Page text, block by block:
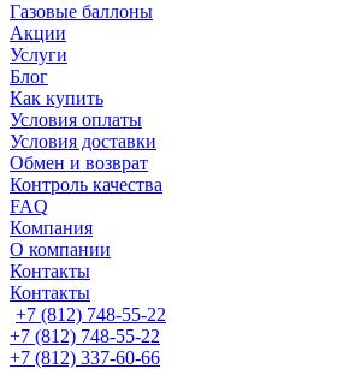
Газовые баллоны
Акции
Услуги
Блог
Как купить
Условия оплаты
Условия доставки
Обмен и возврат
Контроль качества
FAQ
Компания
О компании
Контакты
Контакты
+7 (812) 748-55-22
+7 (812) 748-55-22
+7 (812) 337-60-66